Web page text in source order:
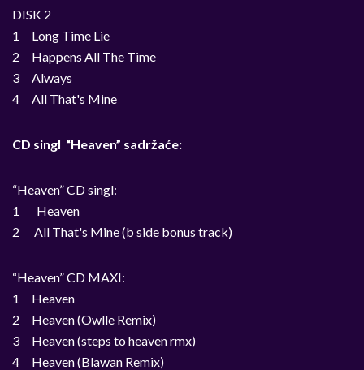
DISK 2
1 Long Time Lie
2 Happens All The Time
3 Always
4 All That's Mine
CD singl “Heaven” sadržaće:
“Heaven” CD singl:
1 Heaven
2 All That's Mine (b side bonus track)
“Heaven” CD MAXI:
1 Heaven
2 Heaven (Owlle Remix)
3 Heaven (steps to heaven rmx)
4 Heaven (Blawan Remix)